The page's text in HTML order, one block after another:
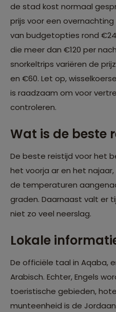
de stad kost normaal
prijs voor een
van budgetopties rond
die meer dan €120 per
snorkeltrips variëren de
en €60. Let op,
is raadzaam om voor
controleren.
Wat is de beste
De beste reistijd voor het
het voorja ar en het
de temperaturen
graden. Daarnaast valt er
niet zo veel neerslag.
Lokale
De officiële taal in Aqaba,
Arabisch. Echter, Engels
toeristische gebieden,
munteenheid is de